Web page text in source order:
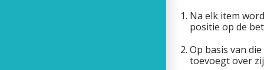
Na elk item
positie op de
Op basis van
toevoegt over